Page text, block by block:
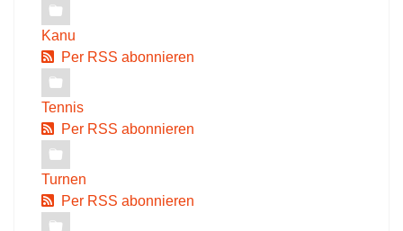
Kanu
Per RSS abonnieren
Tennis
Per RSS abonnieren
Turnen
Per RSS abonnieren